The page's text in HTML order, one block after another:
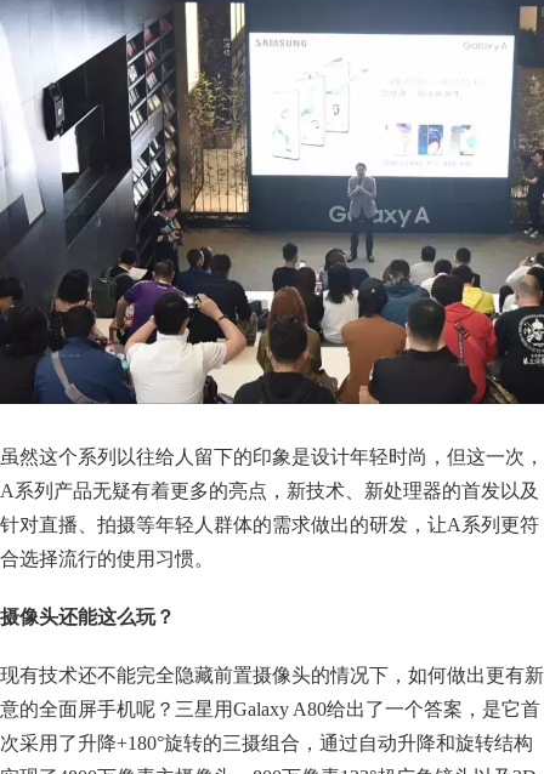
虽然这个系列以往给人留下的印象是设计年轻时尚，但这一次，
A系列产品无疑有着更多的亮点，新技术、新处理器的首发以及
针对直播、拍摄等年轻人群体的需求做出的研发，让A系列更符
合选择流行的使用习惯。
摄像头还能这么玩？
现有技术还不能完全隐藏前置摄像头的情况下，如何做出更有新
意的全面屏手机呢？三星用Galaxy A80给出了一个答案，是它首
次采用了升降+180°旋转的三摄组合，通过自动升降和旋转结构